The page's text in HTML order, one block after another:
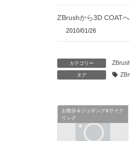
ZBrushから3D COATへ
2010/01/26
カテゴリー ZBrush
タグ
お散歩＆ジョギング&サイク
リング